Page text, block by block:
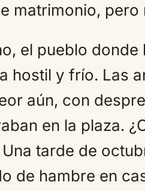
matrimonio,
el pueblo
hostil y frío. Las
aún, con
en la plaza.
tarde de
de hambre en